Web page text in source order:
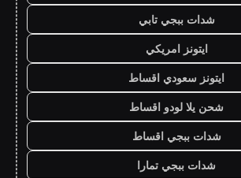
شدات ببجي تابي
ايتونز امريكي
ايتونز سعودي اقساط
شحن يلا لودو اقساط
شدات ببجي اقساط
شدات ببجي تمارا